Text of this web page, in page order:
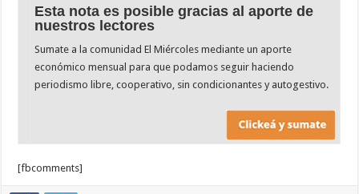
Esta nota es posible gracias al aporte de
nuestros lectores
Sumate a la comunidad El Miércoles mediante un aporte
económico mensual para que podamos seguir haciendo
periodismo libre, cooperativo, sin condicionantes y autogestivo.
[fbcomments]